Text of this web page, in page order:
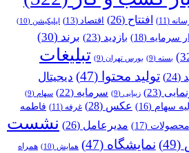
(11) افتتاح (26) اقتصاد (13) اپلیکیشن (10)
سرمایه (18) بازدید (23) برند (30)
بسته (9) بورس تهران (9)
تبلیغات
(24) تولید محتوا (47)
دیجیتال
(23) زیبایی (9) سرمایه (22) سهام (9)
سهام (16) عکس (28) غرفه (11)
فاطمه
محصولات (17) مدیرعامل (26)
نشست
(49) نمایشگاه (47) همایش (10) همراه